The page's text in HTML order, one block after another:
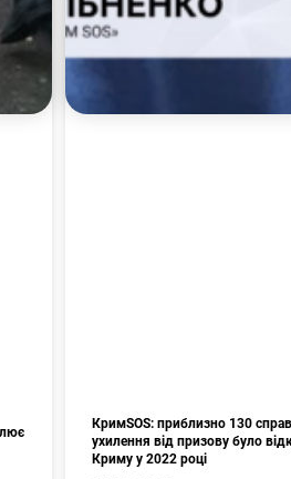
КримSOS: приблизно 130
ухилення від призову було
Криму у 2022 році